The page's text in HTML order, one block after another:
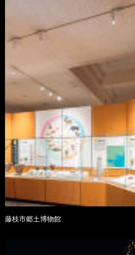
藤枝市郷土博物館